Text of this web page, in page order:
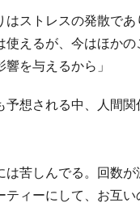
はストレスの発散で
えるが、今はほか
を与えるから」
想される中、人間
は苦しんでる。回数
ィーにして、お互